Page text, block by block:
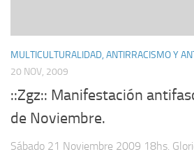
MULTICULTURALIDAD, ANTIRRACISMO Y
20 NOV, 2009
::Zgz:: Manifestación
de Noviembre.
Sábado 21 Noviembre 2009 18hs.